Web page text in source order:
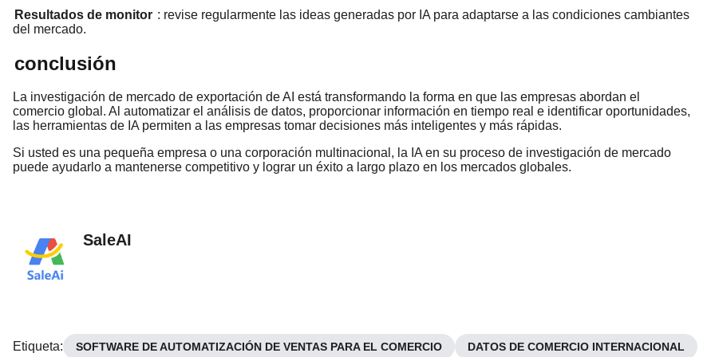
Resultados de monitor : revise regularmente las ideas generadas por IA para adaptarse a las condiciones cambiantes
del mercado.
conclusión
La investigación de mercado de exportación de AI está transformando la forma en que las empresas abordan el
comercio global. Al automatizar el análisis de datos, proporcionar información en tiempo real e identificar oportunidades,
las herramientas de IA permiten a las empresas tomar decisiones más inteligentes y más rápidas.
Si usted es una pequeña empresa o una corporación multinacional, la IA en su proceso de investigación de mercado
puede ayudarlo a mantenerse competitivo y lograr un éxito a largo plazo en los mercados globales.
SaleAI
Etiqueta: SOFTWARE DE AUTOMATIZACIÓN DE VENTAS PARA EL COMERCIO DATOS DE COMERCIO INTERNACIONAL